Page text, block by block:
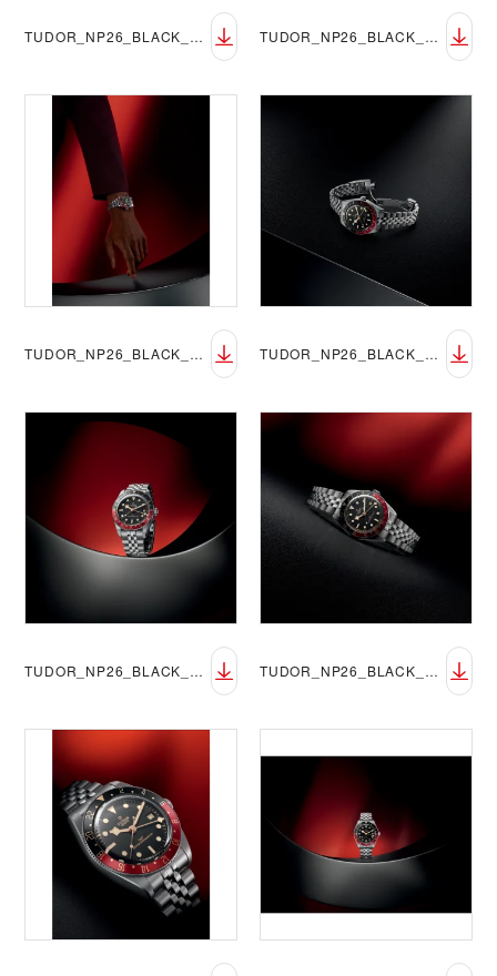
TUDOR_NP26_BLACK_BAY_58_GMT_LIFESTYLE_1 TUDOR_NP26_BLACK_BAY_58_GMT_LIFESTYLE_2
TUDOR_NP26_BLACK_BAY_58_GMT_LIFESTYLE_3 TUDOR_NP26_BLACK_BAY_58_GMT_LIFESTYLE_4
TUDOR_NP26_BLACK_BAY_58_GMT_LIFESTYLE_5 TUDOR_NP26_BLACK_BAY_58_GMT_LIFESTYLE_6